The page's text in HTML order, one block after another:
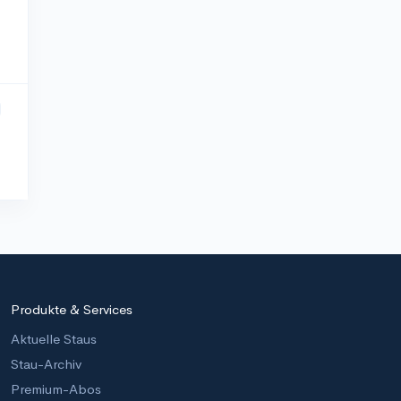
Produkte & Services
Aktuelle Staus
Stau-Archiv
Premium-Abos